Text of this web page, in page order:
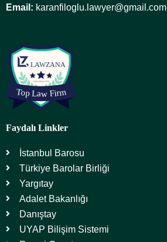
Email: karanfiloglu.lawyer@gmail.com
Faydalı Linkler
İstanbul Barosu
Türkiye Barolar Birliği
Yargıtay
Adalet Bakanlığı
Danıştay
UYAP Bilişim Sistemi